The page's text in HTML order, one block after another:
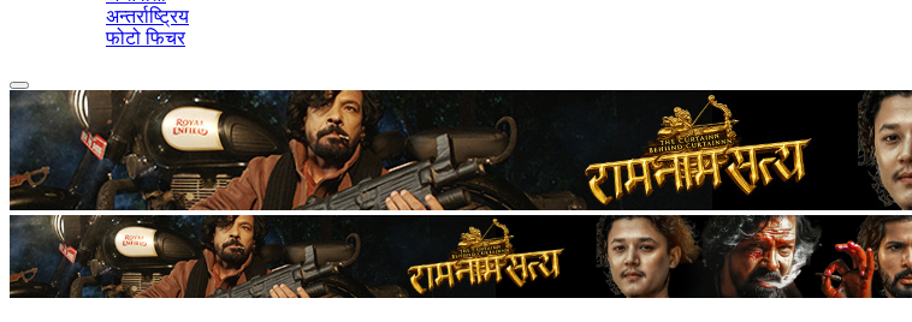
अन्तर्राष्ट्रिय
फोटो फिचर
Toggle
navigation